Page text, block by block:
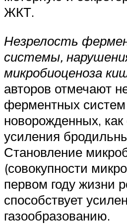
ЖКТ.
Незрелость
системы,
микробиоценоза
авторов отмечают
ферментных
новорожденных, как
усиления
Становление
(совокупности
первом году жизни
способствует
газообразованию.